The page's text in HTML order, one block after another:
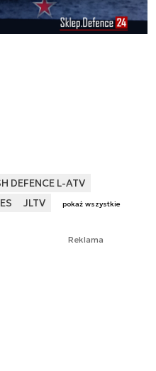
DEFENCE L-ATV
JLTV pokaż wszystkie
Reklama